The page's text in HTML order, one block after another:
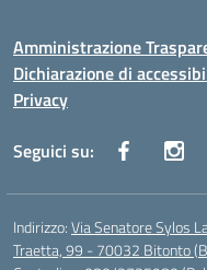
Amministrazione
Dichiarazione di
Privacy
Seguici su:
Indirizzo:Via Senatore Sylos
Traetta, 99 - 70032 Bitonto